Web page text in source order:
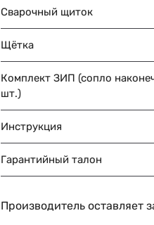
Сварочный щиток
Щётка
Комплект ЗИП (сопло
шт.)
Инструкция
Гарантийный талон
Производитель оставляет